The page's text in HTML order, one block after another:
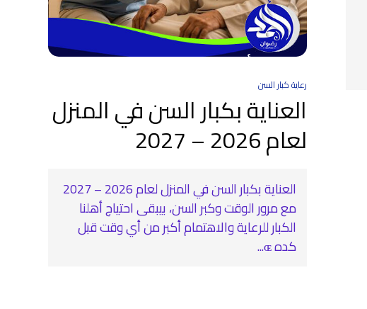
رعاية كبار السن
العناية بكبار السن في المنزل
لعام 2026 – 2027
العناية بكبار السن في المنزل لعام 2026 – 2027
مع مرور الوقت وكبر السن، بيبقى احتياج أهلنا
الكبار للرعاية والاهتمام أكبر من أي وقت قبل
كده ɶ...